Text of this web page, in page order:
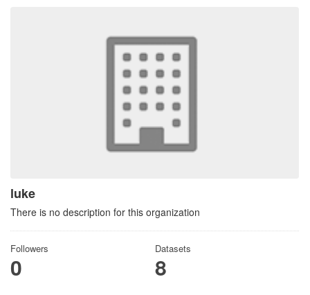
luke
There is no description for this organization
Followers
0
Datasets
8